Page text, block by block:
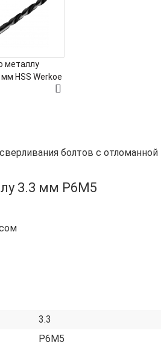
металлу
HSS Werkoe
болтов с отломанной
3.3 мм Р6М5
3.3
Р6М5